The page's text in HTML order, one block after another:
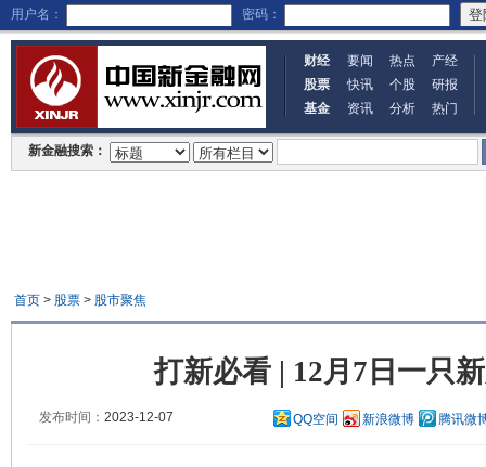
用户名： 密码：
财经 要闻 热点
产经
股票
快讯 个股
研报
基金
资讯 分析 热门
新金融搜索：
首页> 股票> 股市聚焦
打新必看 | 12月7日一只
发布时间： 2023-12-07 QQ空间 新浪微博 腾讯微